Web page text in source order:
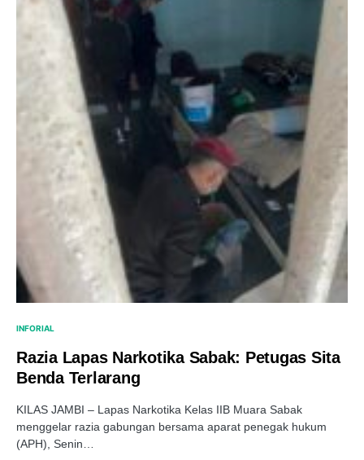
INFORIAL
Razia Lapas Narkotika Sabak: Petugas Sita
Benda Terlarang
KILAS JAMBI – Lapas Narkotika Kelas IIB Muara Sabak
menggelar razia gabungan bersama aparat penegak hukum
(APH), Senin…